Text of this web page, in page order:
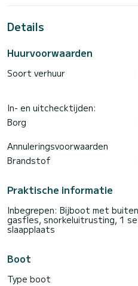
douche
Deze boot is uitgerust met een
aansluiting, Dekdouche,
Wij nodigen u uit om
offerte aan te vragen, wij
Details
Huurvoorwaarden
Soort verhuur
In- en uitchecktijden:
Borg
Annuleringsvoorwaarden
Brandstof
Praktische informatie
Inbegrepen: Bijboot met
gasfles, snorkeluitrusting, 1
slaapplaats
Boot
Type boot